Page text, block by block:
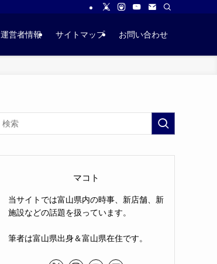
運営者情報 サイトマップ お問い合わせ
マコト
当サイトでは富山県内の時事、新店舗、新
施設などの話題を扱っています。
筆者は富山県出身＆富山県在住です。